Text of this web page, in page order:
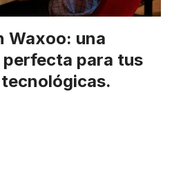
Waxoo: una
para tus